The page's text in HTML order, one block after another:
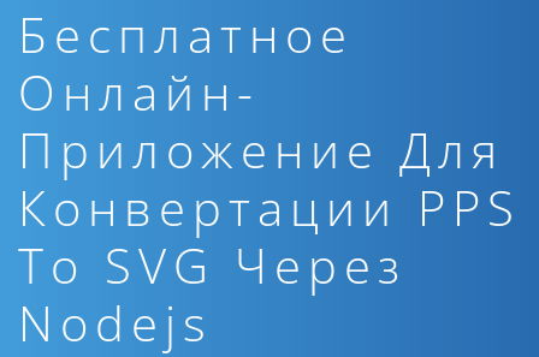
Бесплатное
Онлайн-
Приложение Для
Конвертации PPS
To SVG Через
Nodejs